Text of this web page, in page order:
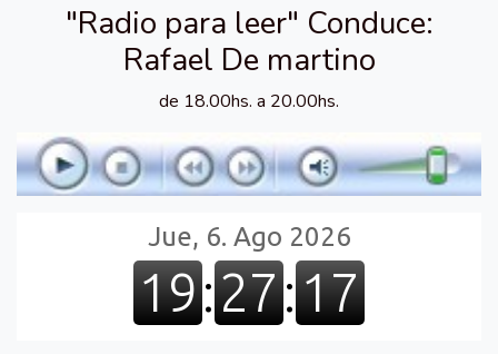
"Radio para leer" Conduce:
Rafael De martino
de 18.00hs. a 20.00hs.